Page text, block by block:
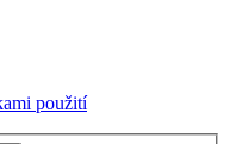
použití